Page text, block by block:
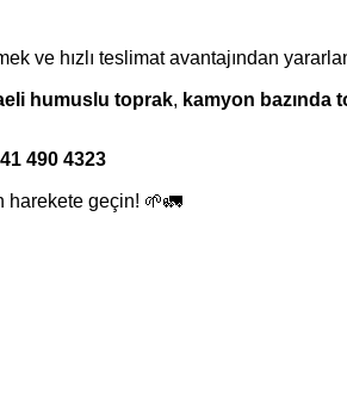
ve hızlı teslimat avantajından
humuslu toprak, kamyon bazında
490 4323
harekete geçin! 🌱🚛